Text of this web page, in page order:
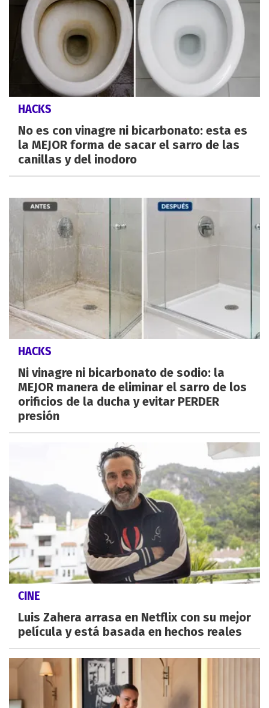
HACKS
No es con vinagre ni bicarbonato: esta es
la MEJOR forma de sacar el sarro de las
canillas y del inodoro
HACKS
Ni vinagre ni bicarbonato de sodio: la
MEJOR manera de eliminar el sarro de los
orificios de la ducha y evitar PERDER
presión
CINE
Luis Zahera arrasa en Netflix con su mejor
película y está basada en hechos reales